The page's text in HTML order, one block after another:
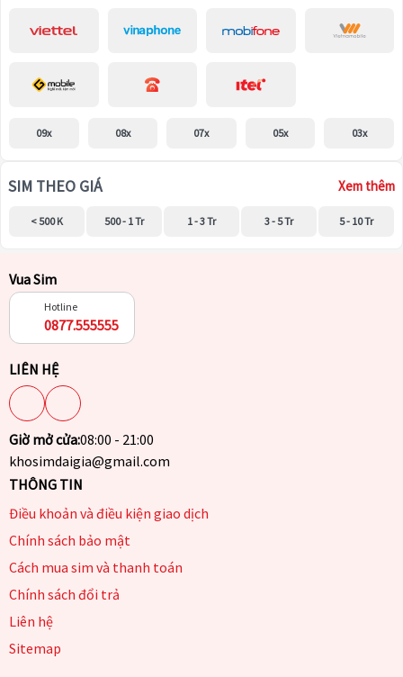
09x 08x 07x 05x 03x
SIM THEO GIÁ Xem thêm
< 500 K 500 - 1 Tr 1 - 3 Tr 3 - 5 Tr 5 - 10 Tr
Vua Sim
Hotline
0877.555555
LIÊN HỆ
Giờ mở cửa:08:00 - 21:00
khosimdaigia@gmail.com
THÔNG TIN
Điều khoản và điều kiện giao dịch
Chính sách bảo mật
Cách mua sim và thanh toán
Chính sách đổi trả
Liên hệ
Sitemap